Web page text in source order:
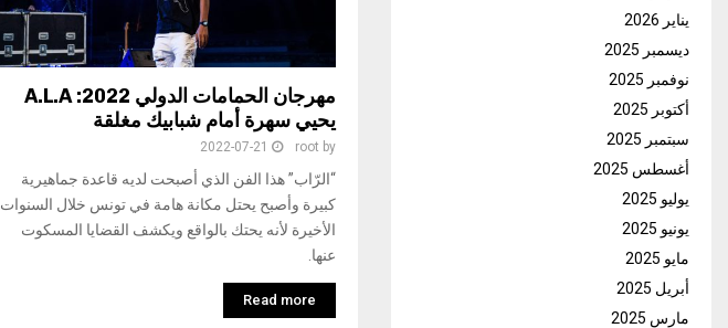
يحيي سهرة أمام شبابيك مغلقة
by
root
2022-07-21
“الرّاب” هذا الفن الذي أصبحت لديه قاعدة جماهيرية
كبيرة وأصبح يحتل مكانة هامة في تونس خلال السنوات
الأخيرة لأنه يحتك بالواقع ويكشف القضايا المسكوت
عنها.
Read more
يناير 2026
ديسمبر 2025
نوفمبر 2025
أكتوبر 2025
سبتمبر 2025
أغسطس 2025
يوليو 2025
يونيو 2025
مايو 2025
أبريل 2025
مارس 2025